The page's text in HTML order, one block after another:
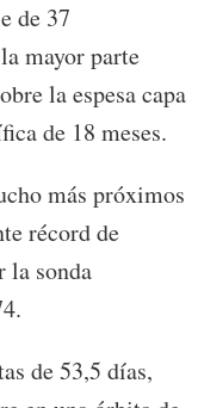
de 37
mayor parte
la espesa capa
de 18 meses.
más próximos
récord de
la sonda
de 53,5 días,